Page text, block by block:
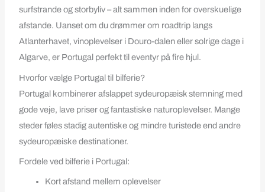
surfstrande og storbyliv – alt sammen inden for overskuelige
afstande. Uanset om du drømmer om roadtrip langs
Atlanterhavet, vinoplevelser i Douro-dalen eller solrige dage i
Algarve, er Portugal perfekt til eventyr på fire hjul.
Hvorfor vælge Portugal til bilferie?
Portugal kombinerer afslappet sydeuropæisk stemning med
gode veje, lave priser og fantastiske naturoplevelser. Mange
steder føles stadig autentiske og mindre turistede end andre
sydeuropæiske destinationer.
Fordele ved bilferie i Portugal:
Kort afstand mellem oplevelser